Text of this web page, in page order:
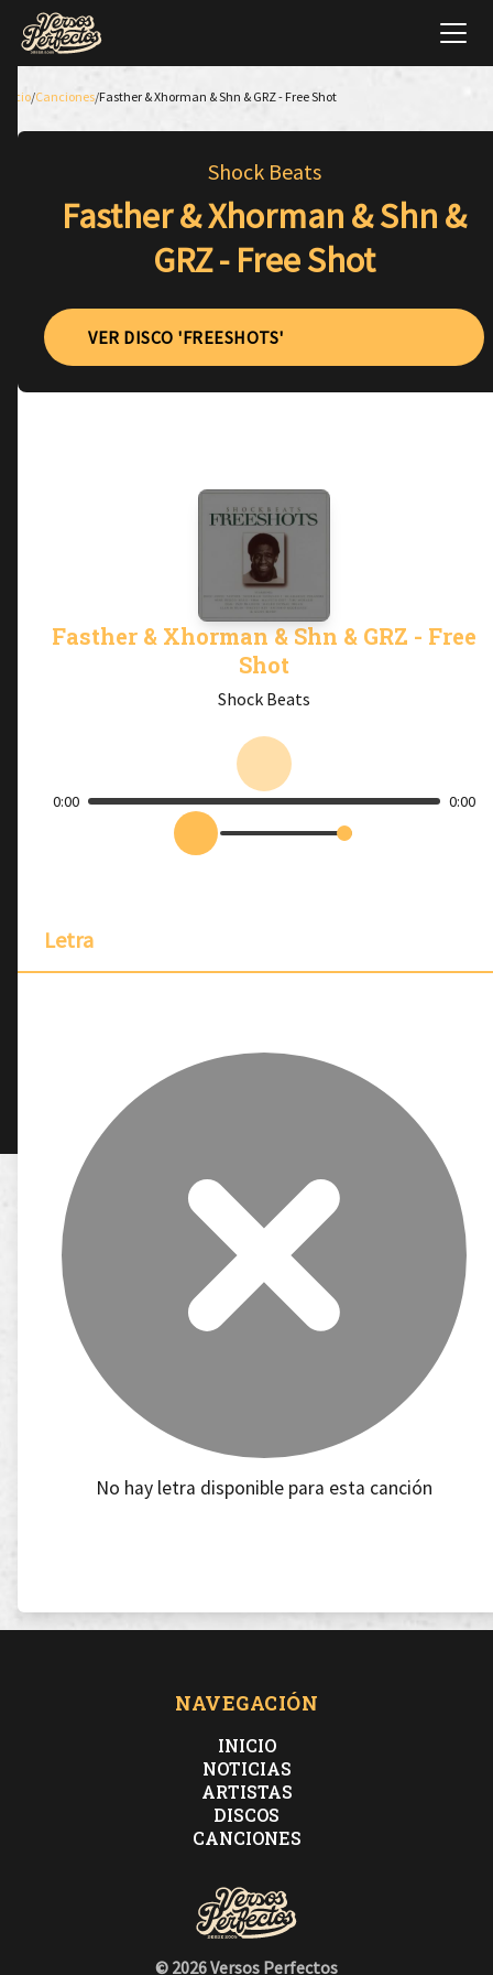
Inicio/Canciones/Fasther & Xhorman & Shn & GRZ - Free Shot
Shock Beats
Fasther & Xhorman & Shn &
GRZ - Free Shot
VER DISCO 'FREESHOTS'
Fasther & Xhorman & Shn & GRZ - Free
Shot
Shock Beats
0:00 0:00
Letra
No hay letra disponible para esta canción
NAVEGACIÓN
INICIO
NOTICIAS
ARTISTAS
DISCOS
CANCIONES
© 2026 Versos Perfectos